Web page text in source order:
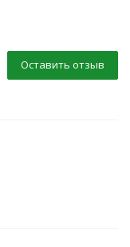
Оставить отзыв